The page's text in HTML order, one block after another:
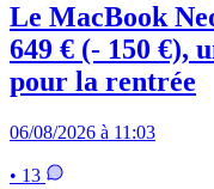
Le MacBook
649 € (- 150 €),
pour la rentrée
06/08/2026 à 11:03
• 13